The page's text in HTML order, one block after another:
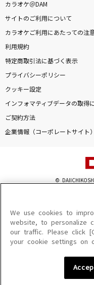
カラオケ＠DAM
サイトのご利用について
カラオケご利用にあたっての注
利用規約
特定商取引法に基づく表示
プライバシーポリシー
クッキー設定
インフォマティブデータの取得
ご契約方法
企業情報（コーポレートサイト）
©
このサイトに掲載されている一切
を問わず、著作権法の定める範囲
を禁じます。
楽曲及びコンテンツは、機種によ
楽曲及びコンテンツの配信日、配
We use cookies to
website, to personalize
our traffic. Please click
your cookie settings on